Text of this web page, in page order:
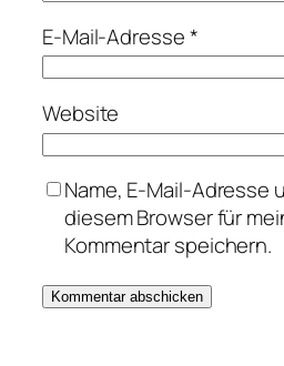
E-Mail-Adresse*
Website
Name, E-Mail-Adresse
diesem Browser für
Kommentar speichern.